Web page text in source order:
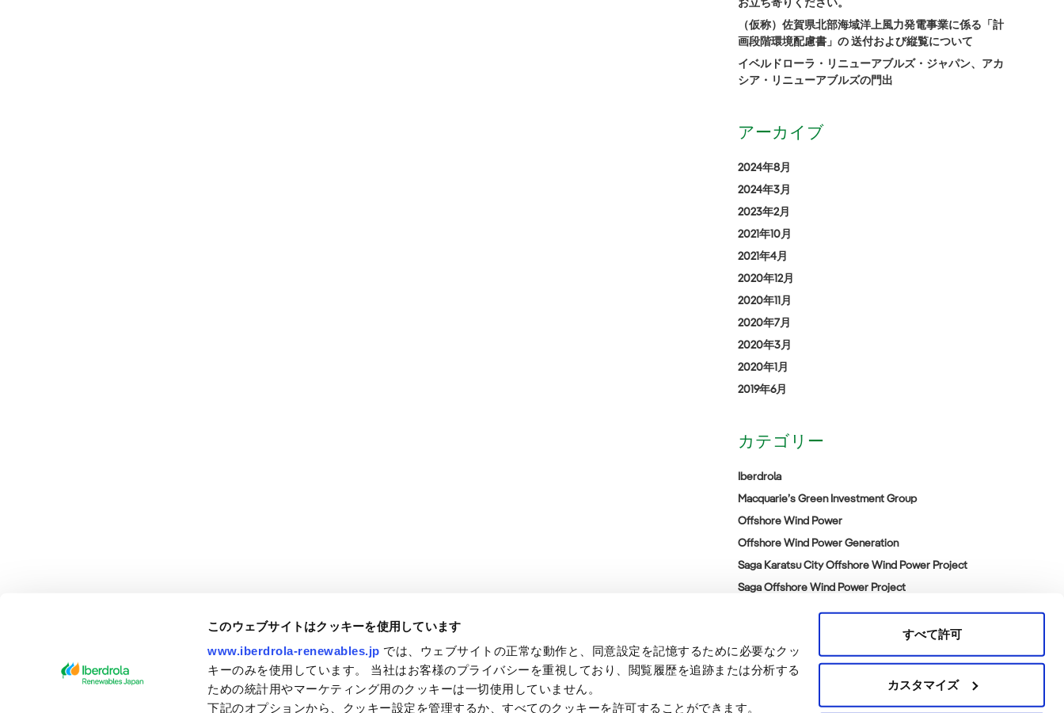
このウェブサイトはクッキーを使用しています
www.iberdrola-renewables.jp では、ウェブサイトの正常な動作と、同意設定を記憶するために必要なクッ
キーのみを使用しています。 当社はお客様のプライバシーを重視しており、閲覧履歴を追跡または分析する
ための統計用やマーケティング用のクッキーは一切使用していません。
下記のオプションから、クッキー設定を管理するか、すべてのクッキーを許可することができます。
すべて許可
カスタマイズ
お立ち寄りください。
（仮称）佐賀県北部海域洋上風力発電事業に係る「計
画段階環境配慮書」の 送付および縦覧について
イベルドローラ・リニューアブルズ・ジャパン、アカ
シア・リニューアブルズの門出
アーカイブ
2024年8月
2024年3月
2023年2月
2021年10月
2021年4月
2020年12月
2020年11月
2020年7月
2020年3月
2020年1月
2019年6月
カテゴリー
Iberdrola
Macquarie’s Green Investment Group
Offshore Wind Power
Offshore Wind Power Generation
Saga Karatsu City Offshore Wind Power Project
Saga Offshore Wind Power Project
Satsuma Offshore Wind Power Project